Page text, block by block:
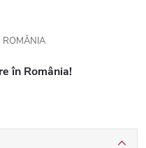
ROMÂNIA
în România!